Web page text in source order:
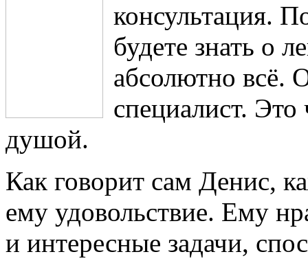
консультация.
будете знать о
абсолютно
специалист.
душой.
Как говорит сам Денис,
ему удовольствие. Ему
и интересные задачи,